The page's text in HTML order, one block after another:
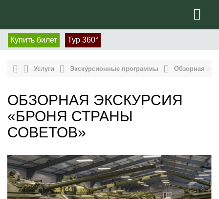
Купить билет Тур 360°
Услуги Экскурсионные программы Обзорная
ОБЗОРНАЯ ЭКСКУРСИЯ
«БРОНЯ СТРАНЫ
СОВЕТОВ»